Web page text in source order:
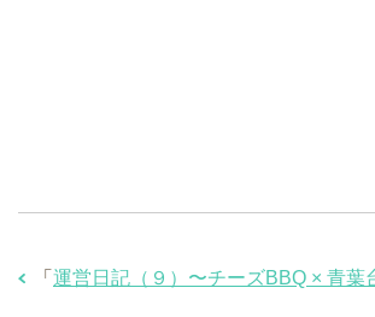
「 運営日記（９）〜チーズBBQ × 青葉